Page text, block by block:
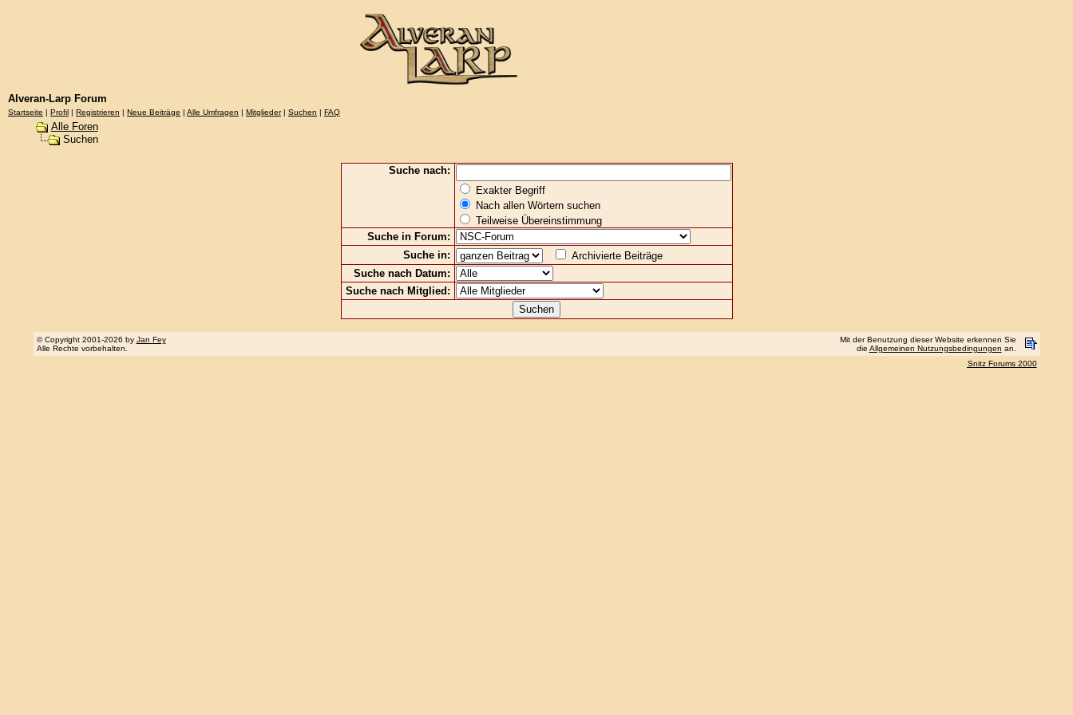
Alveran-Larp Forum
Startseite | Profil | Registrieren | Neue Beiträge | Alle Umfragen | Mitglieder| Suchen | FAQ
Alle Foren
Suchen
Suche nach:
Exakter Begriff
Nach allen Wörtern suchen
Teilweise Übereinstimmung
Suche in Forum:
Suche in:
Archivierte Beiträge
Suche nach Datum:
Suche nach Mitglied:
© Copyright 2001-2026 by Jan Fey
Alle Rechte vorbehalten.
Mit der Benutzung dieser Website erkennen Sie
die Allgemeinen Nutzungsbedingungen an.
Snitz Forums 2000